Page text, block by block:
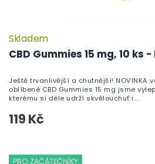
CBD Gummies 15 mg, 10 ks
Skladem
119 Kč
Ještě trvanlivější a chutnější! NOVINKA
oblíbené CBD Gummies 15 mg jsme
kterému si déle udrží skvělouchuť i...
PRO ZAČÁTEČNÍKY